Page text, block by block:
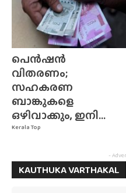
Kerala Top
പെൻഷൻ
വിതരണം;
സഹകരണ
ബാങ്കുകളെ
ഒഴിവാക്കും, ഇനി...
-
KAUTHUKA VARTHAKAL